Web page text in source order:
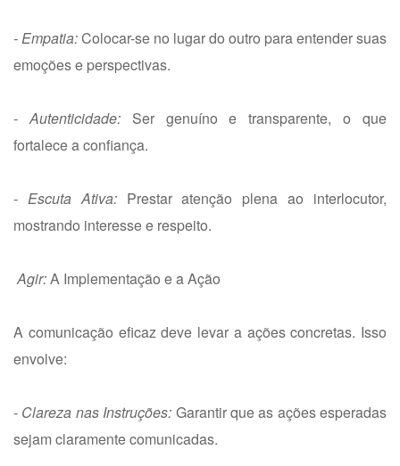
- Empatia:Colocar-se no lugar do outro para entender suas
emoções e perspectivas.
- Autenticidade: Ser genuíno e transparente, o que
fortalece a confiança.
- Escuta Ativa: Prestar atenção plena ao interlocutor,
mostrando interesse e respeito.
Agir:A Implementação e a Ação
A comunicação eficaz deve levar a ações concretas. Isso
envolve:
- Clareza nas Instruções: Garantir que as ações esperadas
sejam claramente comunicadas.